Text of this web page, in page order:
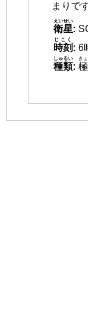
まりで
衛星
えいせい
:
時刻
じこく
: 6
種類
しゅるい
:
き